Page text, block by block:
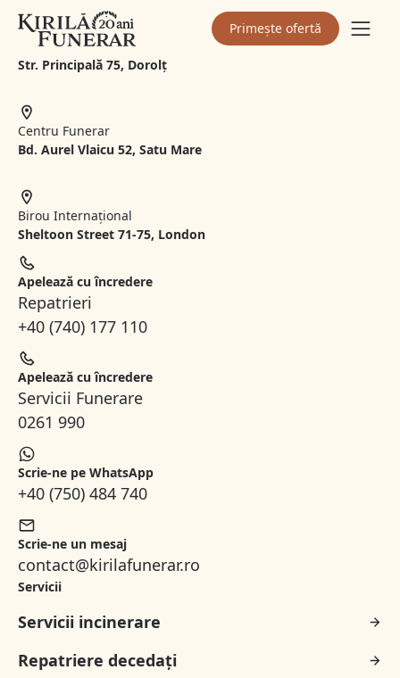
Primește ofertă
Depozit Logistic
Str. Principală 75, Dorolț
Centru Funerar
Bd. Aurel Vlaicu 52, Satu Mare
Birou Internațional
Sheltoon Street 71-75, London
Apelează cu încredere
Repatrieri
+40 (740) 177 110
Apelează cu încredere
Servicii Funerare
0261 990
Scrie-ne pe WhatsApp
+40 (750) 484 740
Scrie-ne un mesaj
contact@kirilafunerar.ro
Servicii
Servicii incinerare
Repatriere decedați